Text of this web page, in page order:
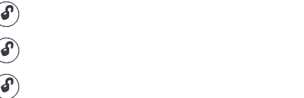
🔓
🔓
🔓